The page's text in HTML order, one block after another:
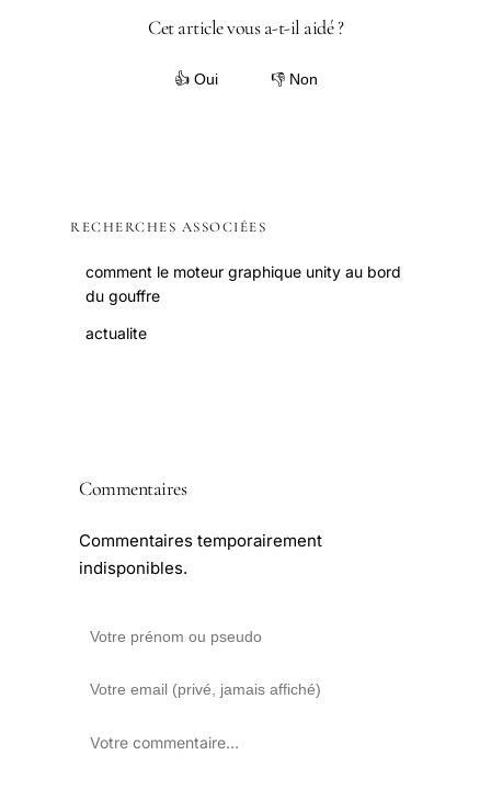
Cet article vous a-t-il aidé ?
👍 Oui 👎 Non
RECHERCHES ASSOCIÉES
comment le moteur graphique unity au bord
du gouffre
actualite
Commentaires
Commentaires temporairement
indisponibles.